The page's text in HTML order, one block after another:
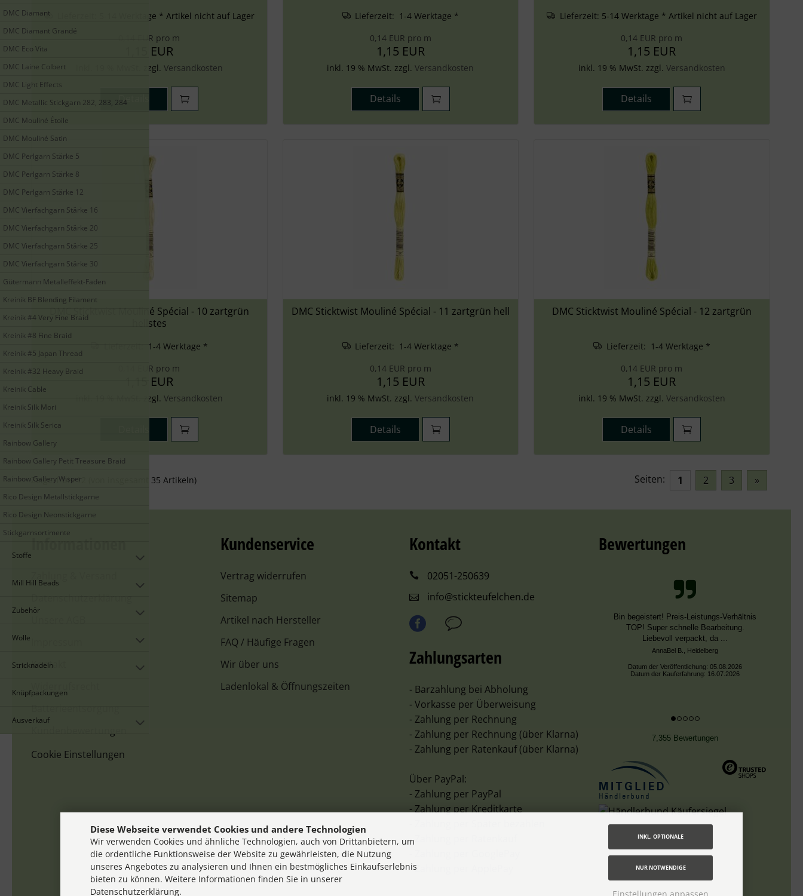
DMC Diamant
DMC Diamant Grandé
DMC Eco Vita
DMC Laine Colbert
DMC Light Effects
DMC Metallic Stickgarn 282, 283, 284
DMC Mouliné Étoile
DMC Mouliné Satin
DMC Perlgarn Stärke 5
DMC Perlgarn Stärke 8
DMC Perlgarn Stärke 12
DMC Vierfachgarn Stärke 16
DMC Vierfachgarn Stärke 20
DMC Vierfachgarn Stärke 25
DMC Vierfachgarn Stärke 30
Gütermann Metalleffekt-Faden
Kreinik BF Blending Filament
Kreinik #4 Very Fine Braid
Kreinik #8 Fine Braid
Kreinik #5 Japan Thread
Kreinik #32 Heavy Braid
Kreinik Cable
Kreinik Silk Mori
Kreinik Silk Serica
Rainbow Gallery
Rainbow Gallery Petit Treasure Braid
Rainbow Gallery Wisper
Rico Design Metallstickgarne
Rico Design Neonstickgarne
Stickgarnsortimente
Stoffe
Mill Hill Beads
Zubehör
Wolle
Stricknadeln
Knüpfpackungen
Ausverkauf
5-14 Werktage * Artikel nicht auf Lager
0,14 EUR pro m
1,15 EUR
inkl. 19 % MwSt. zzgl. Versandkosten
Details
Lieferzeit: 1-4 Werktage *
0,14 EUR pro m
1,15 EUR
inkl. 19 % MwSt. zzgl.Versandkosten
Details
Lieferzeit: 5-14 Werktage * Artikel nicht auf Lager
0,14 EUR pro m
1,15 EUR
inkl. 19 % MwSt. zzgl. Versandkosten
Details
DMC Sticktwist Mouliné Spécial - 10 zartgrün
hellstes
Lieferzeit: 1-4 Werktage *
0,14 EUR pro m
1,15 EUR
inkl. 19 % MwSt. zzgl. Versandkosten
DMC Sticktwist Mouliné Spécial - 11 zartgrün hell
Lieferzeit: 1-4 Werktage *
0,14 EUR pro m
1,15 EUR
inkl. 19 % MwSt. zzgl.Versandkosten
Details
DMC Sticktwist Mouliné Spécial - 12 zartgrün
Lieferzeit: 1-4 Werktage *
0,14 EUR pro m
1,15 EUR
inkl. 19 % MwSt. zzgl. Versandkosten
Details
Zeige1bis12 35 Artikeln) Seiten: 1 2 3 »
Kontakt
Cookie Einstellungen
Kundenservice
Vertrag widerrufen
Sitemap
Artikel nach Hersteller
FAQ / Häufige Fragen
Wir über uns
Ladenlokal & Öffnungszeiten
Kontakt
02051-250639
info@stickteufelchen.de
Zahlungsarten
- Barzahlung bei Abholung
- Vorkasse per Überweisung
- Zahlung per Rechnung
- Zahlung per Rechnung (über Klarna)
- Zahlung per Ratenkauf (über Klarna)
Über PayPal:
- Zahlung per PayPal
- Zahlung per Kreditkarte
- Zahlung per Ratenkauf
- Zahlung per ApplePay
Bewertungen
Bin begeistert! Preis-Leistungs-Verhältnis
TOP! Super schnelle Bearbeitung.
Liebevoll verpackt, da ...
AnnaBel B., Heidelberg
Datum der Veröffentlichung: 05.08.2026
Datum der Kauferfahrung: 16.07.2026
7,355 Bewertungen
Diese Webseite verwendet Cookies und andere Technologien
Wir verwenden Cookies und ähnliche Technologien, auch von Drittanbietern, um
die ordentliche Funktionsweise der Website zu gewährleisten, die Nutzung
unseres Angebotes zu analysieren und Ihnen ein bestmögliches Einkaufserlebnis
bieten zu können. Weitere Informationen finden Sie in unserer
Datenschutzerklärung.
INKL. OPTIONALE
NUR NOTWENDIGE
Einstellungen anpassen